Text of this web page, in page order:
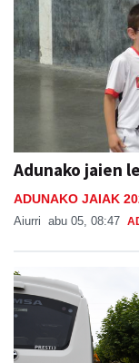
Adunako jaien
ADUNAKO JAIAK
Aiurri abu 05, 08:47